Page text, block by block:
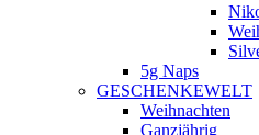
5g Naps
GESCHENKEWELT
Weihnachten
Ganzjährig